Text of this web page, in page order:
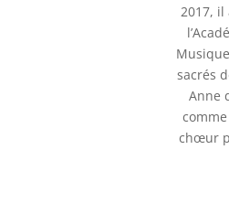
2017,
sacrés
Anne
chœur